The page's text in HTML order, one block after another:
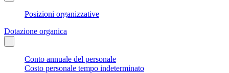
Posizioni organizzative
Dotazione organica
Conto annuale del personale
Costo personale tempo indeterminato